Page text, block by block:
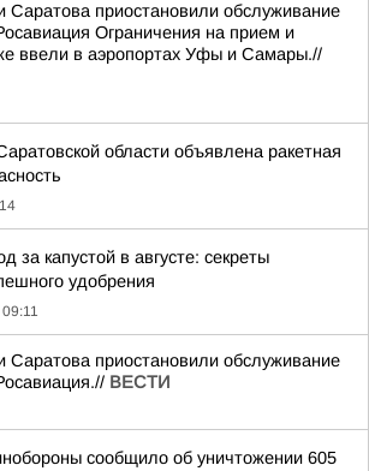
Саратова приостановили обслуживание
Ограничения на прием и
ввели в аэропортах Уфы и Самары.//
области объявлена ракетная
за капустой в августе: секреты
удобрения
09:11
Саратова приостановили обслуживание
ВЕСТИ
сообщило об уничтожении 605